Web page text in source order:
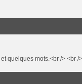
quelques mots.<br /> <br /